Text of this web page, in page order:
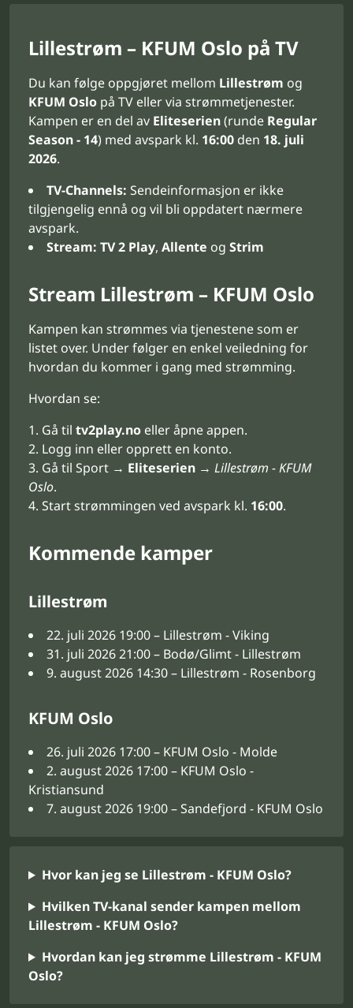
Lillestrøm – KFUM Oslo på TV
Du kan følge oppgjøret mellom Lillestrøm og
KFUM Oslo på TV eller via strømmetjenester.
Kampen er en del av Eliteserien(runde Regular
Season - 14) med avspark kl. 16:00 den 18. juli
2026.
TV-Channels: Sendeinformasjon er ikke
tilgjengelig ennå og vil bli oppdatert nærmere
avspark.
Stream: TV 2 Play, Allente og Strim
Stream Lillestrøm – KFUM Oslo
Kampen kan strømmes via tjenestene som er
listet over. Under følger en enkel veiledning for
hvordan du kommer i gang med strømming.
Hvordan se:
Gå til tv2play.no eller åpne appen.
Logg inn eller opprett en konto.
Gå til Sport → Eliteserien → Lillestrøm - KFUM
Oslo.
Start strømmingen ved avspark kl. 16:00.
Kommende kamper
Lillestrøm
22. juli 2026 19:00 – Lillestrøm - Viking
31. juli 2026 21:00 – Bodø/Glimt - Lillestrøm
9. august 2026 14:30 – Lillestrøm - Rosenborg
KFUM Oslo
26. juli 2026 17:00 – KFUM Oslo - Molde
2. august 2026 17:00 – KFUM Oslo -
Kristiansund
7. august 2026 19:00 – Sandefjord - KFUM Oslo
Hvor kan jeg se Lillestrøm - KFUM Oslo?
Hvilken TV-kanal sender kampen mellom
Lillestrøm - KFUM Oslo?
Hvordan kan jeg strømme Lillestrøm - KFUM
Oslo?